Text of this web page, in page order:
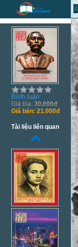
Bình luận
Giá bìa: 30.000đ
Giá bán: 21.000đ
Tài liệu liên quan